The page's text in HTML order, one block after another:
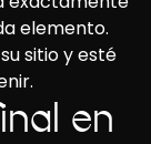
elemento.
sitio y esté
en